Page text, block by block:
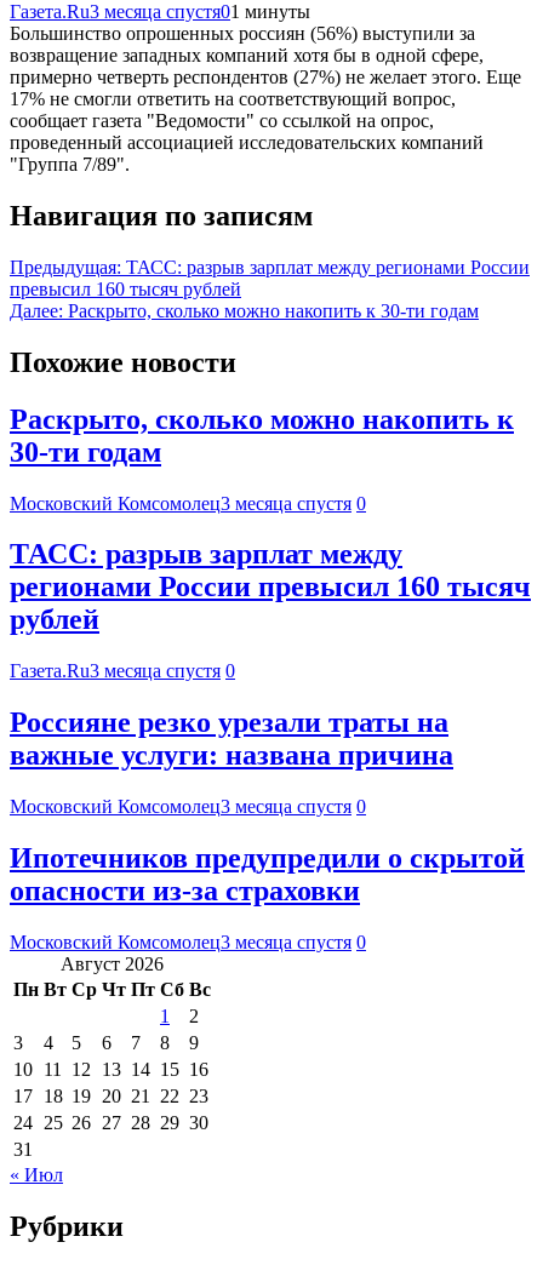
Газета.Ru3 месяца спустя01 минуты
Большинство опрошенных россиян (56%) выступили за
возвращение западных компаний хотя бы в одной сфере,
примерно четверть респондентов (27%) не желает этого. Еще
17% не смогли ответить на соответствующий вопрос,
сообщает газета "Ведомости" со ссылкой на опрос,
проведенный ассоциацией исследовательских компаний
"Группа 7/89".
Навигация по записям
Предыдущая: ТАСС: разрыв зарплат между регионами России
превысил 160 тысяч рублей
Далее: Раскрыто, сколько можно накопить к 30-ти годам
Похожие новости
Раскрыто, сколько можно накопить к
30-ти годам
Московский Комсомолец3 месяца спустя 0
ТАСС: разрыв зарплат между
регионами России превысил 160 тысяч
рублей
Газета.Ru3 месяца спустя 0
Россияне резко урезали траты на
важные услуги: названа причина
Московский Комсомолец3 месяца спустя 0
Ипотечников предупредили о скрытой
опасности из-за страховки
Московский Комсомолец3 месяца спустя 0
Август 2026
Пн Вт Ср Чт Пт Сб Вс
1
2
3
4 5 6 7 8
9
10 11 12 13 14 15 16
17 18 19 20 21 22 23
24 25 26 27 28 29 30
31
« Июл
Рубрики